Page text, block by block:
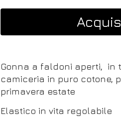
Gonna a faldoni aperti, in
camiceria in puro cotone,
primavera estate
Elastico in vita regolabile